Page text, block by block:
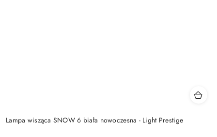
Lampa wisząca SNOW 6 biała nowoczesna - Light Prestige